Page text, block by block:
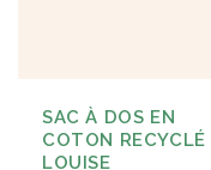
SAC À DOS EN
COTON RECYCLÉ
LOUISE